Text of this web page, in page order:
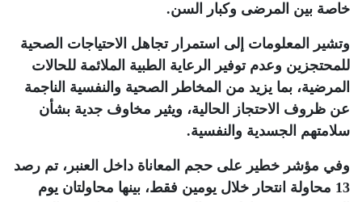
خاصة بين المرضى وكبار السن.
وتشير المعلومات إلى استمرار تجاهل الاحتياجات الصحية
للمحتجزين وعدم توفير الرعاية الطبية الملائمة للحالات
المرضية، بما يزيد من المخاطر الصحية والنفسية الناجمة
عن ظروف الاحتجاز الحالية، ويثير مخاوف جدية بشأن
سلامتهم الجسدية والنفسية.
وفي مؤشر خطير على حجم المعاناة داخل العنبر، تم رصد
13 محاولة انتحار خلال يومين فقط، بينها محاولتان يوم